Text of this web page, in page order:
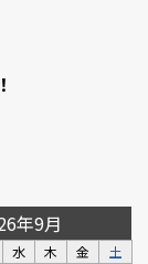
年9月
水 木 金
土